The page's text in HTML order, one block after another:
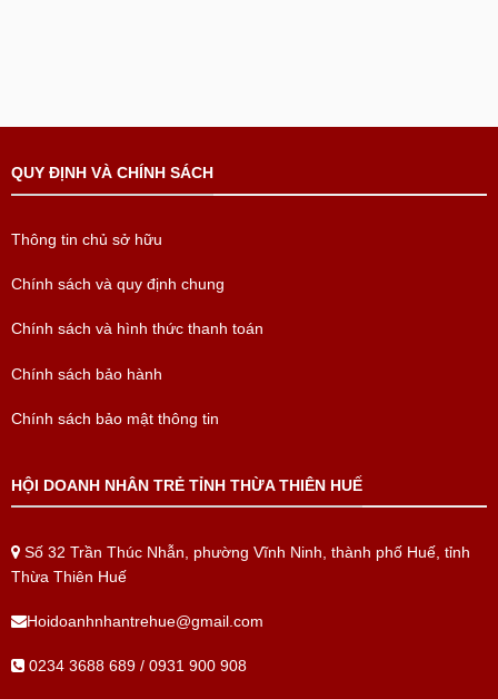
QUY ĐỊNH VÀ CHÍNH SÁCH
Thông tin chủ sở hữu
Chính sách và quy định chung
Chính sách và hình thức thanh toán
Chính sách bảo hành
Chính sách bảo mật thông tin
HỘI DOANH NHÂN TRẺ TỈNH THỪA THIÊN HUẾ
Số 32 Trần Thúc Nhẫn, phường Vĩnh Ninh, thành phố Huế, tỉnh
Thừa Thiên Huế
Hoidoanhnhantrehue@gmail.com
0234 3688 689 / 0931 900 908